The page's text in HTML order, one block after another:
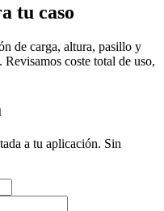
tu caso
de carga, altura, pasillo y
Revisamos coste total de uso,
a tu aplicación. Sin